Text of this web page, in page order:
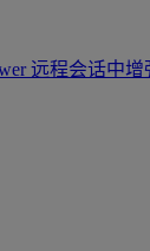
远程会话中